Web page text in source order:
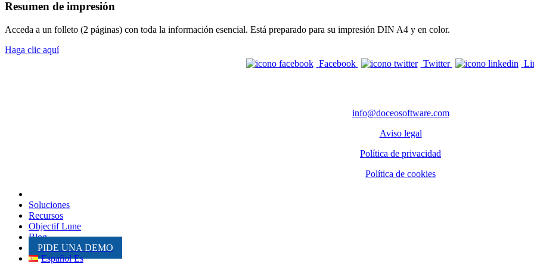
Resumen de impresión
Acceda a un folleto (2 páginas) con toda la información esencial. Está preparado para su impresión DIN A4 y en color.
Haga clic aquí
Facebook
Twitter
info@doceosoftware.com
Aviso legal
Política de privacidad
Política de cookies
Soluciones
Recursos
Objectif Lune
Blog
PIDE UNA DEMO
Español Es